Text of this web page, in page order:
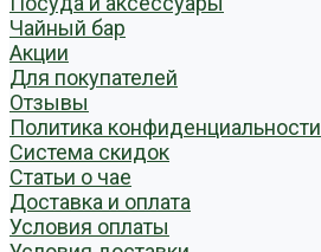
Чайный бар
Акции
Для покупателей
Отзывы
Политика конфиденциальности
Система скидок
Статьи о чае
Доставка и оплата
Условия оплаты